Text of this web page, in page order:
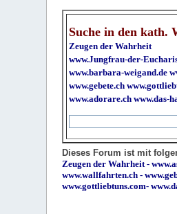
Suche in den kath.
Zeugen der Wahrheit
www.Jungfrau-der-
www.barbara-weigand.de
www.gebete.ch
www.adorare.ch www.das-
Dieses Forum ist mit
Zeugen der Wahrheit-
www.wallfahrten.ch -
www.gottliebtuns.com-